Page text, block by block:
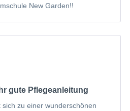
der Scheinzypresse sind giftig
an ätherischen Ölen. Der
Erbrechen und Durchfall. Im
die Pflanzenteile der
Sie werden bei
New Garden!!
gute Pflegeanleitung
zu einer wunderschönen